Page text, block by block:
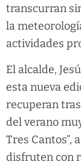
transcurran
la
actividades
El alcalde,
esta nueva
recuperan
del verano
Tres Cantos”,
disfruten con